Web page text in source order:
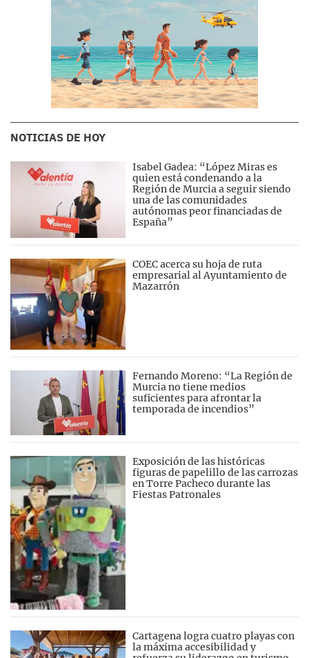
NOTICIAS DE HOY
Isabel Gadea: “López Miras es
quien está condenando a la
Región de Murcia a seguir siendo
una de las comunidades
autónomas peor financiadas de
España”
COEC acerca su hoja de ruta
empresarial al Ayuntamiento de
Mazarrón
Fernando Moreno: “La Región de
Murcia no tiene medios
suficientes para afrontar la
temporada de incendios”
Exposición de las históricas
figuras de papelillo de las carrozas
en Torre Pacheco durante las
Fiestas Patronales
Cartagena logra cuatro playas con
la máxima accesibilidad y